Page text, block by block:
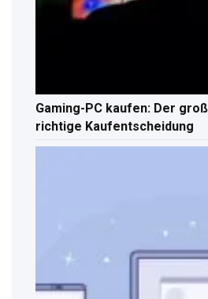
Gaming-PC kaufen: Der
richtige Kaufentscheidung